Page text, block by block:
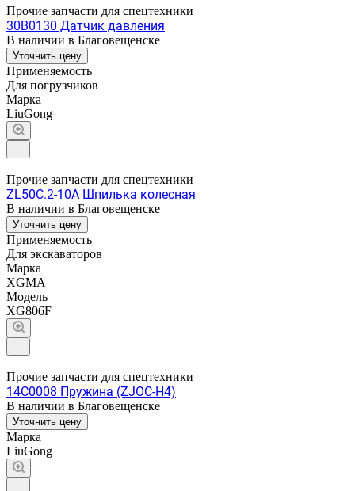
Прочие запчасти для спецтехники
30B0130 Датчик давления
В наличии в Благовещенске
Уточнить цену
Применяемость
Для погрузчиков
Марка
LiuGong
Прочие запчасти для спецтехники
ZL50C.2-10A Шпилька колесная
В наличии в Благовещенске
Уточнить цену
Применяемость
Для экскаваторов
Марка
XGMA
Модель
XG806F
Прочие запчасти для спецтехники
14C0008 Пружина (ZJOC-H4)
В наличии в Благовещенске
Уточнить цену
Марка
LiuGong